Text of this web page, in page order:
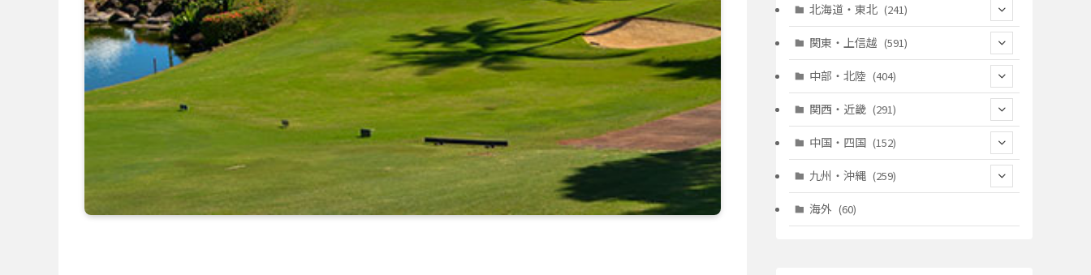
北海道・東北 (241)
(128)
(10)
(17)
(35)
(30)
(9)
関東・上信越 (591)
(146)
(40)
(114)
(72)
(14)
中部・北陸 (404)
(13)
(83)
(11)
(78)
関西・近畿 (291)
(39)
(25)
(30)
中国・四国 (152)
(7)
(39)
九州・沖縄 (259)
(28)
海外 (60)